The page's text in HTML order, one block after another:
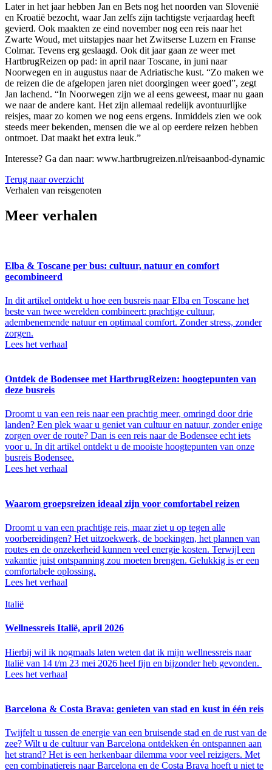
Later in het jaar hebben Jan en Bets nog het noorden van Slovenië
en Kroatië bezocht, waar Jan zelfs zijn tachtigste verjaardag heeft
gevierd. Ook maakten ze eind november nog een reis naar het
Zwarte Woud, met uitstapjes naar het Zwitserse Luzern en Franse
Colmar. Tevens erg geslaagd. Ook dit jaar gaan ze weer met
HartbrugReizen op pad: in april naar Toscane, in juni naar
Noorwegen en in augustus naar de Adriatische kust. “Zo maken we
de reizen die de afgelopen jaren niet doorgingen weer goed”, zegt
Jan lachend. “In Noorwegen zijn we al eens geweest, maar nu gaan
we naar de andere kant. Het zijn allemaal redelijk avontuurlijke
reisjes, maar zo komen we nog eens ergens. Inmiddels zien we ook
steeds meer bekenden, mensen die we al op eerdere reizen hebben
ontmoet. Dat maakt het extra leuk.”
Interesse? Ga dan naar: www.hartbrugreizen.nl/reisaanbod-dynamic
Terug naar overzicht
Verhalen van reisgenoten
Meer verhalen
Elba & Toscane per bus: cultuur, natuur en comfort
gecombineerd
In dit artikel ontdekt u hoe een busreis naar Elba en Toscane het
beste van twee werelden combineert: prachtige cultuur,
adembenemende natuur en optimaal comfort. Zonder stress, zonder
zorgen.
Lees het verhaal
Ontdek de Bodensee met HartbrugReizen: hoogtepunten van
deze busreis
Droomt u van een reis naar een prachtig meer, omringd door drie
landen? Een plek waar u geniet van cultuur en natuur, zonder enige
zorgen over de route? Dan is een reis naar de Bodensee echt iets
voor u. In dit artikel ontdekt u de mooiste hoogtepunten van onze
busreis Bodensee.
Lees het verhaal
Waarom groepsreizen ideaal zijn voor comfortabel reizen
Droomt u van een prachtige reis, maar ziet u op tegen alle
voorbereidingen? Het uitzoekwerk, de boekingen, het plannen van
routes en de onzekerheid kunnen veel energie kosten. Terwijl een
vakantie juist ontspanning zou moeten brengen. Gelukkig is er een
comfortabele oplossing.
Lees het verhaal
Italië
Wellnessreis Italië, april 2026
Hierbij wil ik nogmaals laten weten dat ik mijn wellnessreis naar
Italië van 14 t/m 23 mei 2026 heel fijn en bijzonder heb gevonden.
Lees het verhaal
Barcelona & Costa Brava: genieten van stad en kust in één reis
Twijfelt u tussen de energie van een bruisende stad en de rust van de
zee? Wilt u de cultuur van Barcelona ontdekken én ontspannen aan
het strand? Het is een herkenbaar dilemma voor veel reizigers. Met
een combinatiereis naar Barcelona en de Costa Brava hoeft u niet te